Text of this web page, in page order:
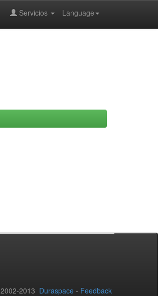
Language
Servicios
2013 Duraspace - Feedback